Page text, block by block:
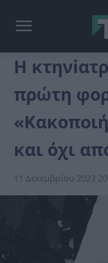
Η
πρώτη
και όχι
11 Δεκεμβρίου 2023